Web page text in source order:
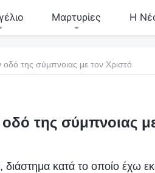
Μαρτυρίες Η
της σύμπνοιας με τον Χριστό
της σύμπνοιας
κατά το οποίο έχω